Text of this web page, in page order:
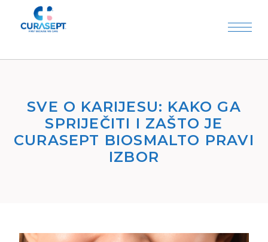
SVE O KARIJESU: KAKO GA
SPRIJEČITI I ZAŠTO JE
CURASEPT BIOSMALTO PRAVI
IZBOR